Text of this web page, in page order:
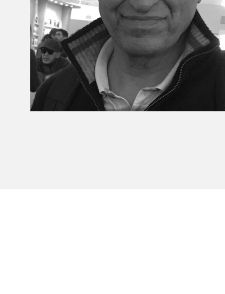
Le Salon dans la ville, espace
organisateur⋅rice
> SLM Pro